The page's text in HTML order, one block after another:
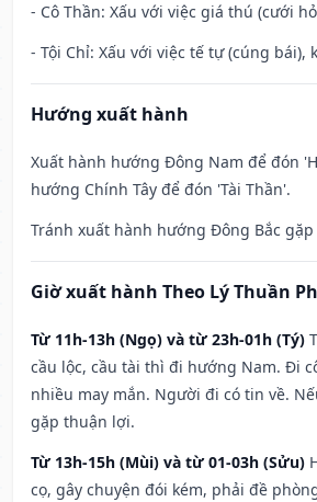
- Cô Thần: Xấu với việc giá thú (cưới
- Tội Chỉ: Xấu với việc tế tự (cúng bái),
Hướng xuất hành
Xuất hành hướng Đông Nam để đón
hướng Chính Tây để đón 'Tài Thần'.
Tránh xuất hành hướng Đông Bắc gặp
Giờ xuất hành Theo Lý Thuần
Từ 11h-13h (Ngọ) và từ 23h-01h (Tý)
cầu lộc, cầu tài thì đi hướng Nam. Đi
nhiều may mắn. Người đi có tin về.
gặp thuận lợi.
Từ 13h-15h (Mùi) và từ 01-03h (Sửu)
cọ, gây chuyện đói kém, phải đề